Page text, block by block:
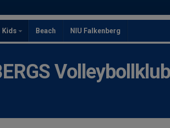
Kids Beach NIU Falkenberg